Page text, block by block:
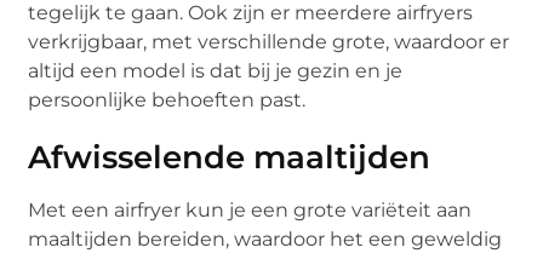
tegelijk te gaan. Ook zijn er meerdere airfryers
verkrijgbaar, met verschillende grote, waardoor er
altijd een model is dat bij je gezin en je
persoonlijke behoeften past.
Afwisselende maaltijden
Met een airfryer kun je een grote variëteit aan
maaltijden bereiden, waardoor het een geweldig